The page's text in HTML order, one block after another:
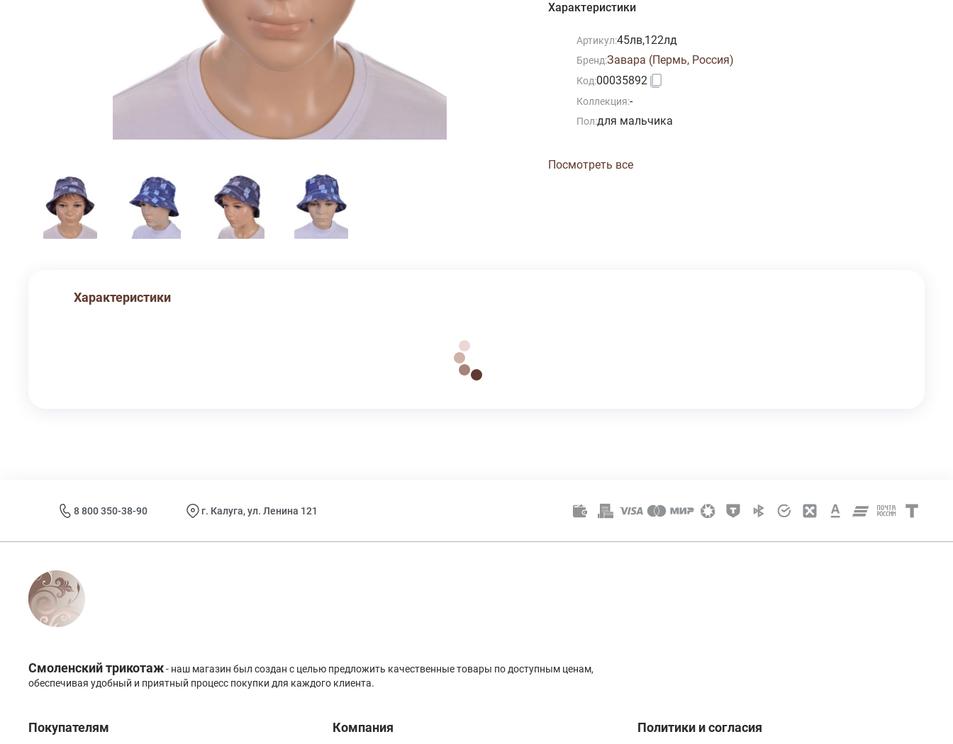
Характеристики
Артикул:45лв,122лд
Бренд:Завара (Пермь, Россия)
Код:00035892
Коллекция:-
Пол:для мальчика
Посмотреть все
Характеристики
8 800 350-38-90 г. Калуга, ул. Ленина 121
Смоленский трикотаж- наш магазин был создан с целью предложить качественные товары по доступным ценам,
обеспечивая удобный и приятный процесс покупки для каждого клиента.
Покупателям Компания Политики и согласия